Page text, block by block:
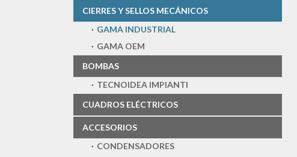
CIERRES Y SELLOS MECÁNICOS
GAMA INDUSTRIAL
GAMA OEM
BOMBAS
TECNOIDEA IMPIANTI
CUADROS ELÉCTRICOS
ACCESORIOS
CONDENSADORES